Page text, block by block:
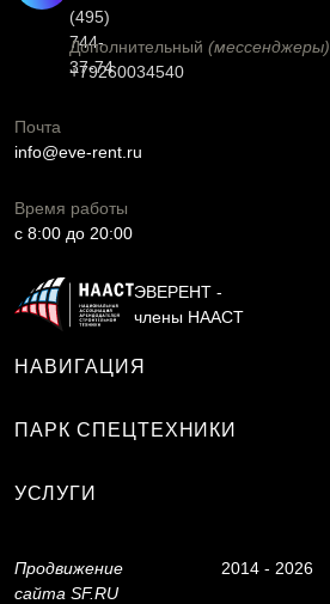
(495)
744-
37-74
Дополнительный (мессенджеры)
+79260034540
Почта
info@eve-rent.ru
Время работы
c 8:00 до 20:00
ЭВЕРЕНТ -
члены НААСТ
НАВИГАЦИЯ
ПАРК СПЕЦТЕХНИКИ
УСЛУГИ
Продвижение
сайта SF.RU
2014 - 2026